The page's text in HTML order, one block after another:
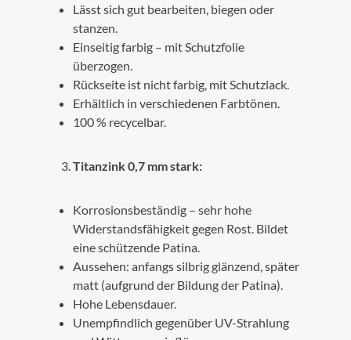
Lässt sich gut bearbeiten, biegen oder
stanzen.
Einseitig farbig – mit Schutzfolie
überzogen.
Rückseite ist nicht farbig, mit Schutzlack.
Erhältlich in verschiedenen Farbtönen.
100 % recycelbar.
Titanzink 0,7 mm stark:
Korrosionsbeständig – sehr hohe
Widerstandsfähigkeit gegen Rost. Bildet
eine schützende Patina.
Aussehen: anfangs silbrig glänzend, später
matt (aufgrund der Bildung der Patina).
Hohe Lebensdauer.
Unempfindlich gegenüber UV-Strahlung